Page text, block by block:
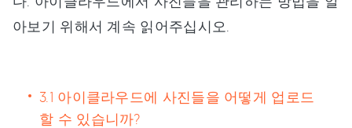
아보기 위해서 계속 읽어주십시오.
3.1 아이클라우드에 사진들을 어떻게 업로드
할 수 있습니까?